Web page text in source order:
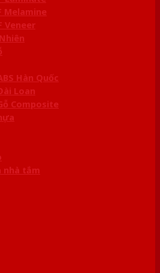
Melamine
Veneer
Hàn Quốc
Loan
Composite
nhà tắm